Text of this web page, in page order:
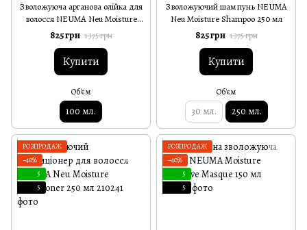
Зволожуюча арганова олійка для
волосся NEUMA Neu Moisture
Argan Oil 100 мл
825 грн 1 375 грн
Купити
Об'єм
100 мл.
Зволожуючий шампунь NEUMA
Neu Moisture Shampoo 250 мл
825 грн 1 375 грн
Купити
Об'єм
30 мл. 250 мл.
РОЗПРОДАЖ
−40%
5
5
РОЗПРОДАЖ
−40%
5
5